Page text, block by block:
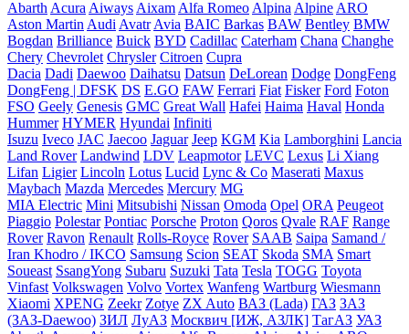
Abarth Acura Aiways Aixam Alfa Romeo Alpina Alpine ARO
Aston Martin Audi Avatr Avia BAIC Barkas BAW Bentley BMW
Bogdan Brilliance Buick BYD Cadillac Caterham Chana Changhe
Chery Chevrolet Chrysler Citroen Cupra
Dacia Dadi Daewoo Daihatsu Datsun DeLorean Dodge DongFeng
DongFeng | DFSK DS E.GO FAW Ferrari Fiat Fisker Ford Foton
FSO Geely Genesis GMC Great Wall Hafei Haima Haval Honda
Hummer HYMER Hyundai Infiniti
Isuzu Iveco JAC Jaecoo Jaguar Jeep KGM Kia Lamborghini Lancia
Land Rover Landwind LDV Leapmotor LEVC Lexus Li Xiang
Lifan Ligier Lincoln Lotus Lucid Lync & Co Maserati Maxus
Maybach Mazda Mercedes Mercury MG
MIA Electric Mini Mitsubishi Nissan Omoda Opel ORA Peugeot
Piaggio Polestar Pontiac Porsche Proton Qoros Qvale RAF Range
Rover Ravon Renault Rolls-Royce Rover SAAB Saipa Samand /
Iran Khodro / IKCO Samsung Scion SEAT Skoda SMA Smart
Soueast SsangYong Subaru Suzuki Tata Tesla TOGG Toyota
Vinfast Volkswagen Volvo Vortex Wanfeng Wartburg Wiesmann
Xiaomi XPENG Zeekr Zotye ZX Auto ВАЗ (Lada) ГАЗ ЗАЗ
(ЗАЗ-Daewoo) ЗИЛ ЛуАЗ Москвич [ИЖ, АЗЛК] ТагАЗ УАЗ